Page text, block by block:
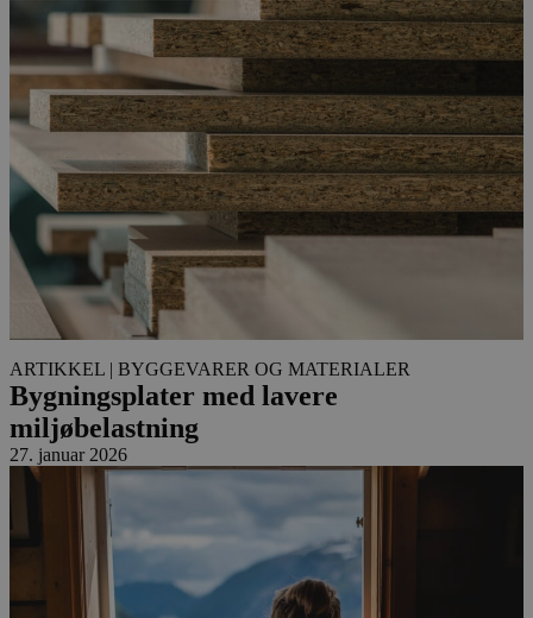
ARTIKKEL | BYGGEVARER OG MATERIALER
Bygningsplater med lavere
miljøbelastning
27. januar 2026